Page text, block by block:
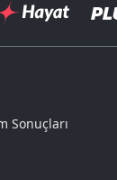
Sonuçları